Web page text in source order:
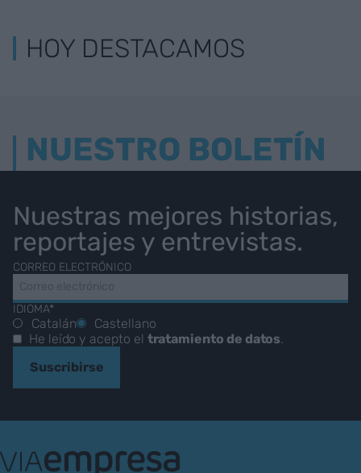
HOY DESTACAMOS
NUESTRO BOLETÍN
Nuestras mejores historias,
reportajes y entrevistas.
CORREO ELECTRÓNICO
IDIOMA*
Catalán
Castellano
He leído y acepto el tratamiento de datos.
Suscribirse